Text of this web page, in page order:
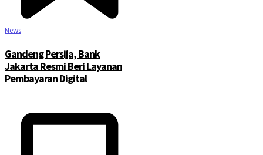
News
Gandeng Persija, Bank
Jakarta Resmi Beri Layanan
Pembayaran Digital